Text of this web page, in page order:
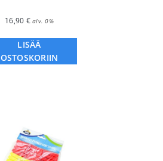
16,90 € alv. 0%
LISÄÄ
OSTOSKORIIN